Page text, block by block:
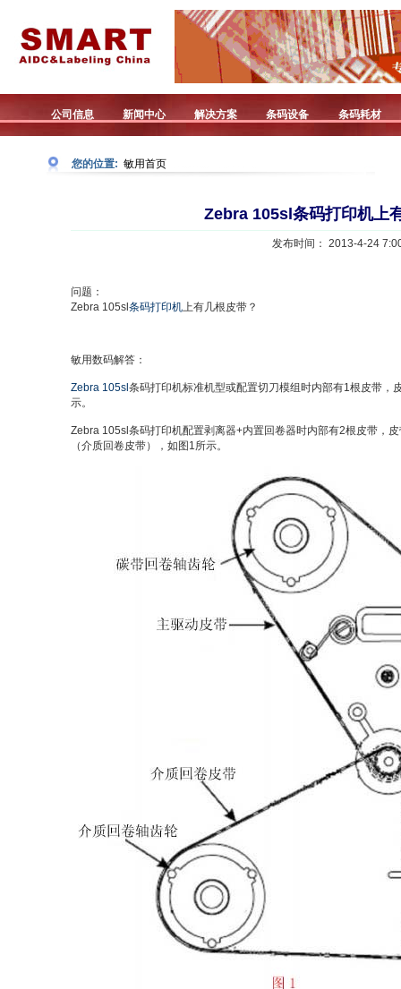
公司信息 新闻中心 解决方案 条码设备 条码耗材
您的位置: 敏用首页
Zebra 105sl条码打印机上
发布时间： 2013-4-24
问题：
Zebra 105sl 条码打印机上有几根皮带？
敏用数码解答：
Zebra 105sl 条码打印机标准机型或配置切刀模组时内部有1根皮带
示。
Zebra 105sl条码打印机配置剥离器+内置回卷器时内部有2根皮带，
（介质回卷皮带），如图1所示。